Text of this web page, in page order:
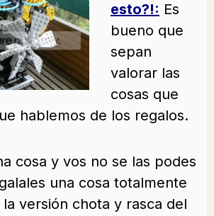
esto?!: Es
bueno que
sepan
valorar las
cosas que
hablemos de los regalos.
cosa y vos no se las podes
una cosa totalmente
versión chota y rasca del